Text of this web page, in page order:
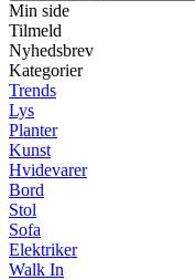
Min side
Tilmeld
Nyhedsbrev
Kategorier
Trends
Lys
Planter
Kunst
Hvidevarer
Bord
Stol
Sofa
Elektriker
Walk In